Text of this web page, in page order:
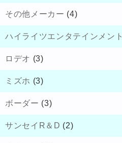
その他メーカー (4)
ハイライツエンタテインメント
ロデオ (3)
ミズホ (3)
ボーダー (3)
サンセイR＆D (2)